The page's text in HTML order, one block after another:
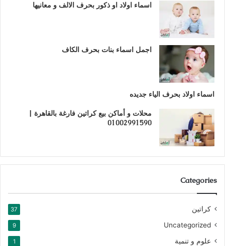
اسماء اولاد او ذكور بحرف الالف و معانيها
اجمل اسماء بنات بحرف الكاف
اسماء اولاد بحرف الياء جديده
محلات و أماكن بيع كراتين فارغة بالقاهرة |
01002991590
Categories
كراتين 37
Uncategorized
9
علوم و تنمية 1